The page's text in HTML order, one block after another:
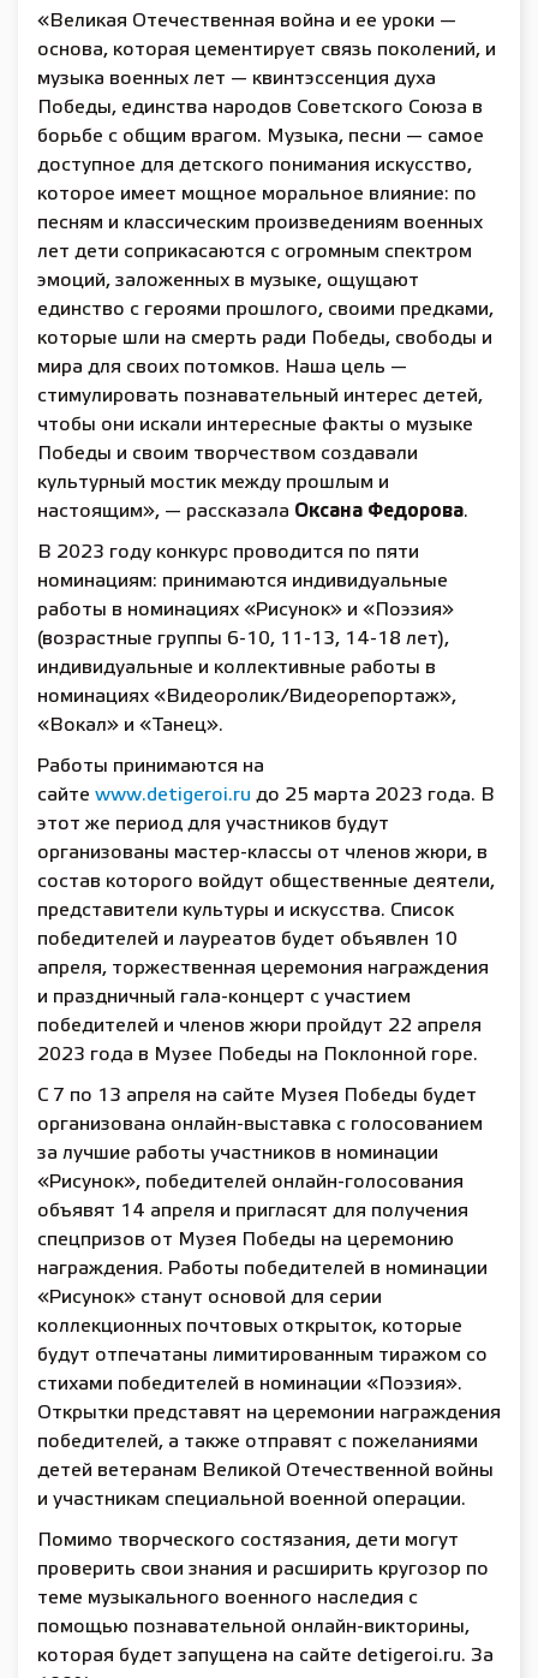
«Великая Отечественная война и ее уроки —
основа, которая цементирует связь поколений, и
музыка военных лет — квинтэссенция духа
Победы, единства народов Советского Союза в
борьбе с общим врагом. Музыка, песни — самое
доступное для детского понимания искусство,
которое имеет мощное моральное влияние: по
песням и классическим произведениям военных
лет дети соприкасаются с огромным спектром
эмоций, заложенных в музыке, ощущают
единство с героями прошлого, своими предками,
которые шли на смерть ради Победы, свободы и
мира для своих потомков. Наша цель —
стимулировать познавательный интерес детей,
чтобы они искали интересные факты о музыке
Победы и своим творчеством создавали
культурный мостик между прошлым и
настоящим», — рассказала Оксана Федорова.
В 2023 году конкурс проводится по пяти
номинациям: принимаются индивидуальные
работы в номинациях «Рисунок» и «Поэзия»
(возрастные группы 6-10, 11-13, 14-18 лет),
индивидуальные и коллективные работы в
номинациях «Видеоролик/Видеорепортаж»,
«Вокал» и «Танец».
Работы принимаются на
сайте www.detigeroi.ru до 25 марта 2023 года. В
этот же период для участников будут
организованы мастер-классы от членов жюри, в
состав которого войдут общественные деятели,
представители культуры и искусства. Список
победителей и лауреатов будет объявлен 10
апреля, торжественная церемония награждения
и праздничный гала-концерт с участием
победителей и членов жюри пройдут 22 апреля
2023 года в Музее Победы на Поклонной горе.
С 7 по 13 апреля на сайте Музея Победы будет
организована онлайн-выставка с голосованием
за лучшие работы участников в номинации
«Рисунок», победителей онлайн-голосования
объявят 14 апреля и пригласят для получения
спецпризов от Музея Победы на церемонию
награждения. Работы победителей в номинации
«Рисунок» станут основой для серии
коллекционных почтовых открыток, которые
будут отпечатаны лимитированным тиражом со
стихами победителей в номинации «Поэзия».
Открытки представят на церемонии награждения
победителей, а также отправят с пожеланиями
детей ветеранам Великой Отечественной войны
и участникам специальной военной операции.
Помимо творческого состязания, дети могут
проверить свои знания и расширить кругозор по
теме музыкального военного наследия с
помощью познавательной онлайн-викторины,
которая будет запущена на сайте detigeroi.ru. За